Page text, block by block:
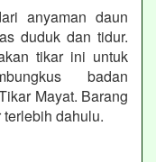
anyaman daun
duduk dan tidur.
tikar ini untuk
badan
Mayat. Barang
dahulu.